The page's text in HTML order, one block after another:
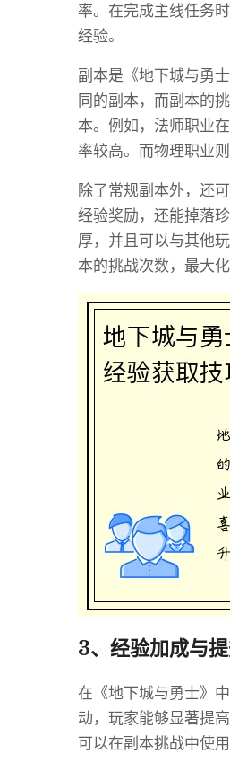
率。在完成主线任务
经验。
副本是《地下城与勇
同的副本，而副本的
本。例如，法师职业
率较高。而物理职业
除了常规副本外，还
经验奖励，还能掉落
厚，并且可以与其他
本的挑战次数，最大
3、经验加成与
在《地下城与勇士》
动，玩家能够显著提
可以在副本挑战中使